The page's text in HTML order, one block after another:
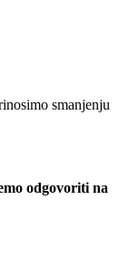
smanjenju
odgovoriti na